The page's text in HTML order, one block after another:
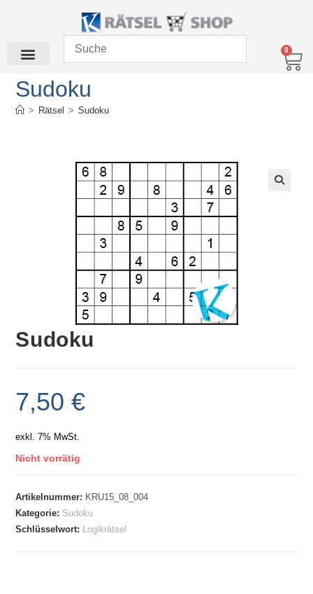
0
Sudoku
> Rätsel > Sudoku
Sudoku
7,50€
exkl. 7% MwSt.
Nicht vorrätig
Artikelnummer: KRU15_08_004
Kategorie: Sudoku
Schlüsselwort: Logikrätsel